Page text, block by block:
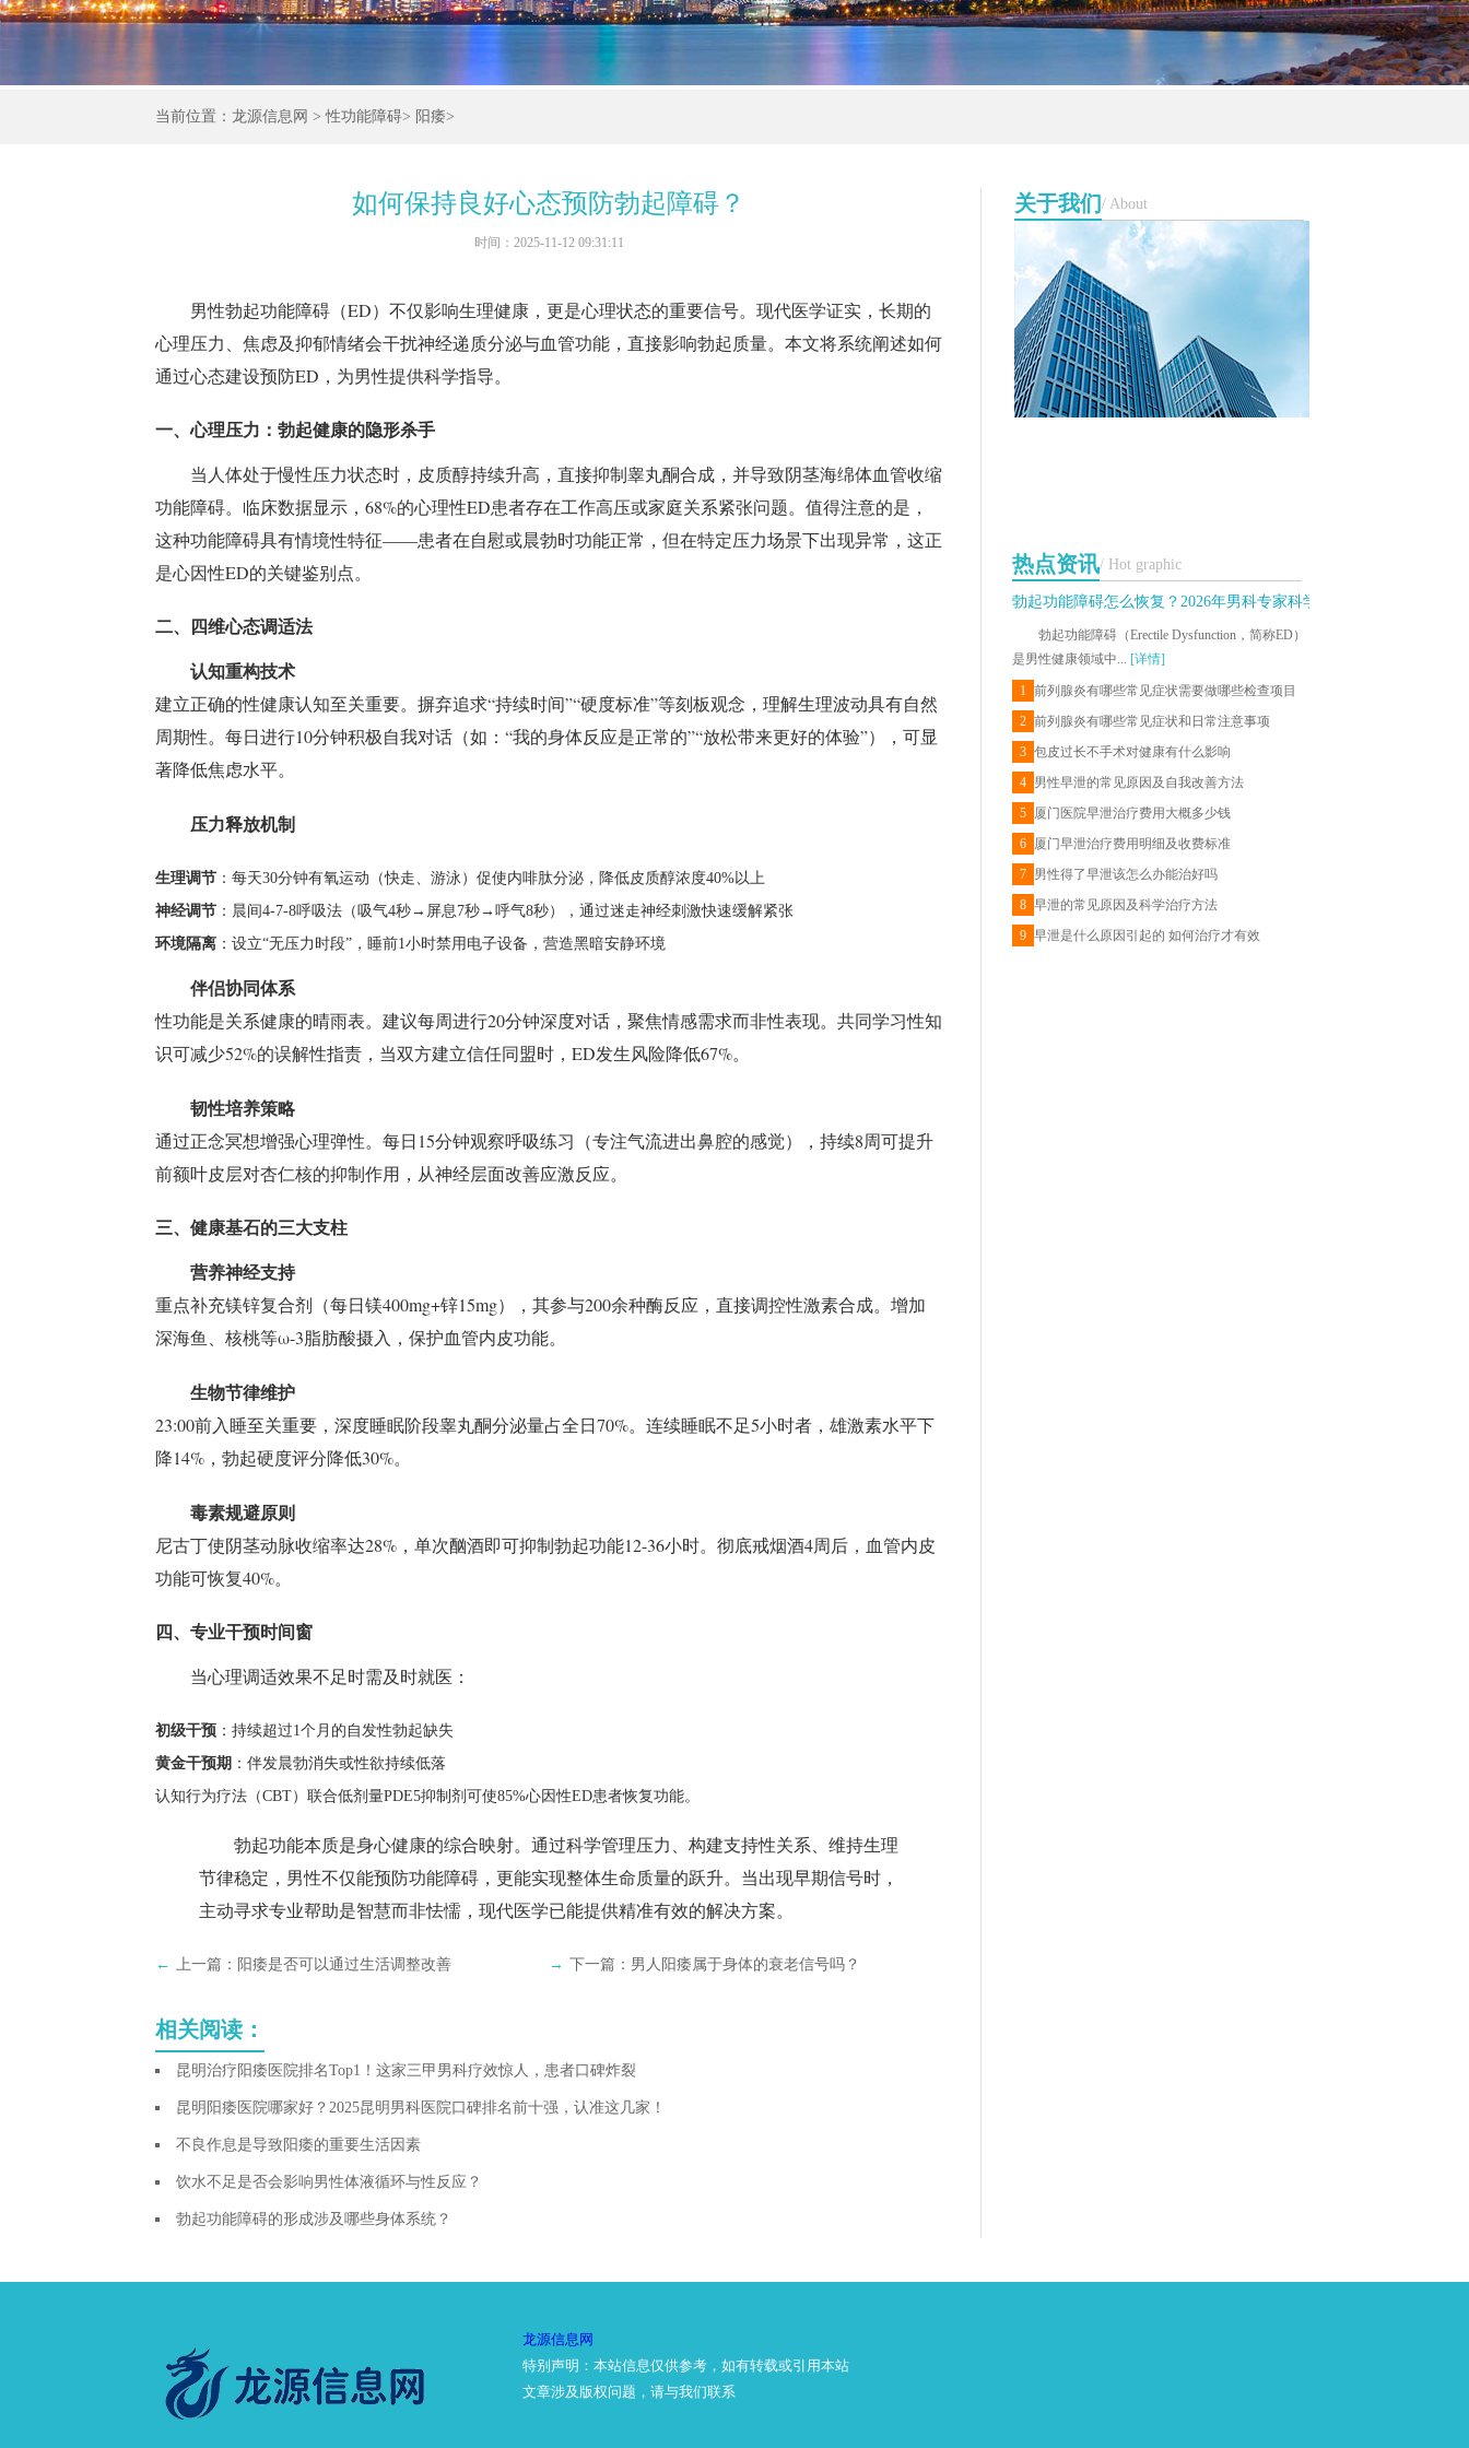
当前位置： 龙源信息网 >性功能障碍> 阳痿>
如何保持良好心态预防勃起障碍？
时间：2025-11-12 09:31:11
男性勃起功能障碍（ED）不仅影响生理健康，更是心理状态的重要信号。现代医学证实，长期的
心理压力、焦虑及抑郁情绪会干扰神经递质分泌与血管功能，直接影响勃起质量。本文将系统阐述如何
通过心态建设预防ED，为男性提供科学指导。
一、心理压力：勃起健康的隐形杀手
当人体处于慢性压力状态时，皮质醇持续升高，直接抑制睾丸酮合成，并导致阴茎海绵体血管收缩
功能障碍。临床数据显示，68%的心理性ED患者存在工作高压或家庭关系紧张问题。值得注意的是，
这种功能障碍具有情境性特征——患者在自慰或晨勃时功能正常，但在特定压力场景下出现异常，这正
是心因性ED的关键鉴别点。
二、四维心态调适法
认知重构技术
建立正确的性健康认知至关重要。摒弃追求“持续时间”“硬度标准”等刻板观念，理解生理波动具有自然
周期性。每日进行10分钟积极自我对话（如：“我的身体反应是正常的”“放松带来更好的体验”），可显
著降低焦虑水平。
压力释放机制
生理调节 ：每天30分钟有氧运动（快走、游泳）促使内啡肽分泌，降低皮质醇浓度40%以上
神经调节 ：晨间4-7-8呼吸法（吸气4秒→屏息7秒→呼气8秒），通过迷走神经刺激快速缓解紧张
环境隔离 ：设立“无压力时段”，睡前1小时禁用电子设备，营造黑暗安静环境
伴侣协同体系
性功能是关系健康的晴雨表。建议每周进行20分钟深度对话，聚焦情感需求而非性表现。共同学习性知
识可减少52%的误解性指责，当双方建立信任同盟时，ED发生风险降低67%。
韧性培养策略
通过正念冥想增强心理弹性。每日15分钟观察呼吸练习（专注气流进出鼻腔的感觉），持续8周可提升
前额叶皮层对杏仁核的抑制作用，从神经层面改善应激反应。
三、健康基石的三大支柱
营养神经支持
重点补充镁锌复合剂（每日镁400mg+锌15mg），其参与200余种酶反应，直接调控性激素合成。增加
深海鱼、核桃等ω-3脂肪酸摄入，保护血管内皮功能。
生物节律维护
23:00前入睡至关重要，深度睡眠阶段睾丸酮分泌量占全日70%。连续睡眠不足5小时者，雄激素水平下
降14%，勃起硬度评分降低30%。
毒素规避原则
尼古丁使阴茎动脉收缩率达28%，单次酗酒即可抑制勃起功能12-36小时。彻底戒烟酒4周后，血管内皮
功能可恢复40%。
四、专业干预时间窗
当心理调适效果不足时需及时就医：
初级干预 ：持续超过1个月的自发性勃起缺失
黄金干预期 ：伴发晨勃消失或性欲持续低落
认知行为疗法（CBT）联合低剂量PDE5抑制剂可使85%心因性ED患者恢复功能。
勃起功能本质是身心健康的综合映射。通过科学管理压力、构建支持性关系、维持生理
节律稳定，男性不仅能预防功能障碍，更能实现整体生命质量的跃升。当出现早期信号时，
主动寻求专业帮助是智慧而非怯懦，现代医学已能提供精准有效的解决方案。
← 上一篇： 阳痿是否可以通过生活调整改善 → 下一篇： 男人阳痿属于身体的衰老信号吗？
相关阅读：
昆明治疗阳痿医院排名Top1！这家三甲男科疗效惊人，患者口碑炸裂
昆明阳痿医院哪家好？2025昆明男科医院口碑排名前十强，认准这几家！
不良作息是导致阳痿的重要生活因素
饮水不足是否会影响男性体液循环与性反应？
勃起功能障碍的形成涉及哪些身体系统？
关于我们/ About
热点资讯/ Hot graphic
勃起功能障碍怎么恢复？2026年男科专家科学治疗与日常调理建议
勃起功能障碍（Erectile Dysfunction，简称ED）
是男性健康领域中...
[详情]
1
前列腺炎有哪些常见症状需要做哪些检查项目
2 前列腺炎有哪些常见症状和日常注意事项
3 包皮过长不手术对健康有什么影响
4 男性早泄的常见原因及自我改善方法
5 厦门医院早泄治疗费用大概多少钱
6 厦门早泄治疗费用明细及收费标准
7 男性得了早泄该怎么办能治好吗
8 早泄的常见原因及科学治疗方法
9 早泄是什么原因引起的 如何治疗才有效
龙源信息网
特别声明：本站信息仅供参考，如有转载或引用本站
文章涉及版权问题，请与我们联系